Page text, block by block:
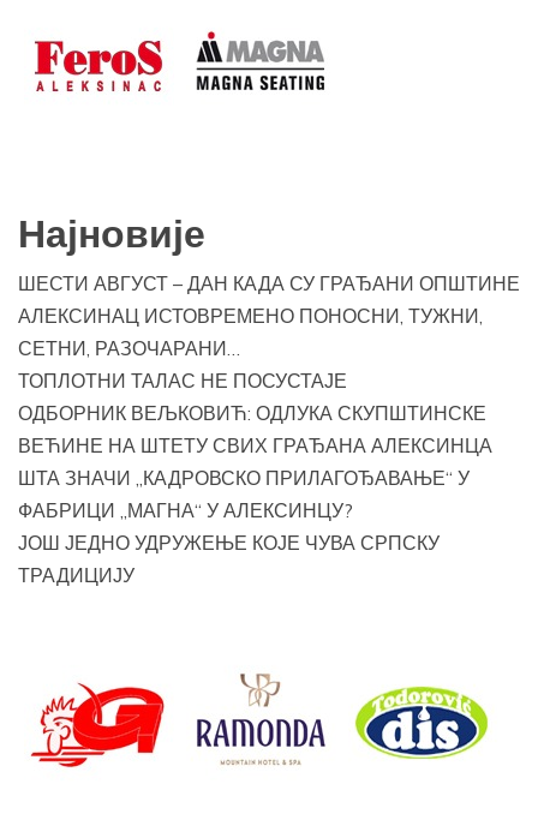
Најновије
ШЕСТИ АВГУСТ – ДАН КАДА СУ ГРАЂАНИ ОПШТИНЕ
АЛЕКСИНАЦ ИСТОВРЕМЕНО ПОНОСНИ, ТУЖНИ,
СЕТНИ, РАЗОЧАРАНИ…
ТОПЛОТНИ ТАЛАС НЕ ПОСУСТАЈЕ
ОДБОРНИК ВЕЉКОВИЋ: ОДЛУКА СКУПШТИНСКЕ
ВЕЋИНЕ НА ШТЕТУ СВИХ ГРАЂАНА АЛЕКСИНЦА
ШТА ЗНАЧИ „КАДРОВСКО ПРИЛАГОЂАВАЊЕ“ У
ФАБРИЦИ „МАГНА“ У АЛЕКСИНЦУ?
ЈОШ ЈЕДНО УДРУЖЕЊЕ КОЈЕ ЧУВА СРПСКУ
ТРАДИЦИЈУ